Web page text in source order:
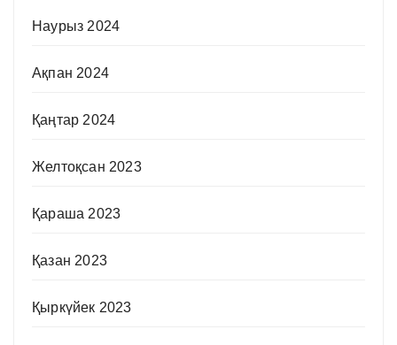
Наурыз 2024
Ақпан 2024
Қаңтар 2024
Желтоқсан 2023
Қараша 2023
Қазан 2023
Қыркүйек 2023